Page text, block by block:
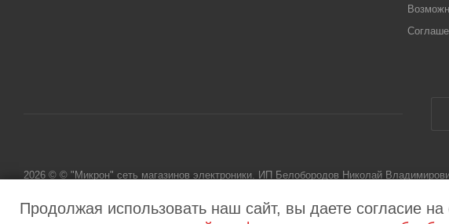
2026 © © "Микрон" сеть магазинов электроники. ИП Белобородов Николай
Продолжая использовать наш сайт, вы даете согласие